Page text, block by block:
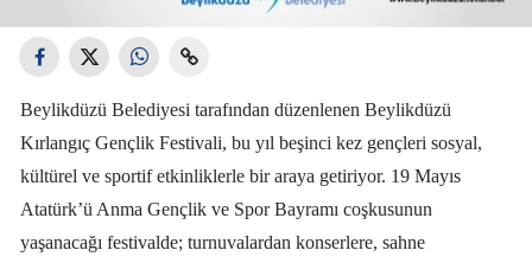
Beylikdüzü Belediyesi tarafından düzenlenen Beylikdüzü
Kırlangıç Gençlik Festivali, bu yıl beşinci kez gençleri sosyal,
kültürel ve sportif etkinliklerle bir araya getiriyor. 19 Mayıs
Atatürk’ü Anma Gençlik ve Spor Bayramı coşkusunun
yaşanacağı festivalde; turnuvalardan konserlere, sahne